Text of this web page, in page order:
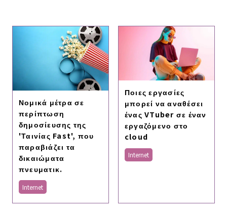
Νομικά μέτρα σε
περίπτωση
δημοσίευσης της
'Ταινίας Fast', που
παραβιάζει τα
δικαιώματα
πνευματικ.
Internet
Ποιες εργασίες
μπορεί να αναθέσει
ένας VTuber σε έναν
εργαζόμενο στο
cloud
Internet